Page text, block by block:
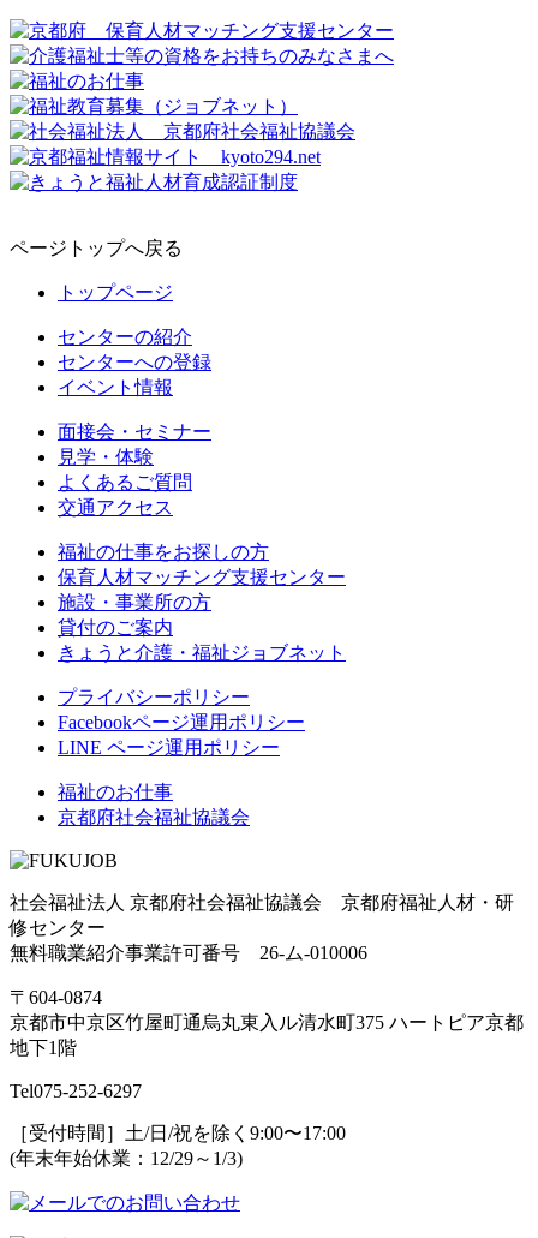
ページトップへ戻る
トップページ
センターの紹介
センターへの登録
イベント情報
面接会・セミナー
見学・体験
よくあるご質問
交通アクセス
福祉の仕事をお探しの方
保育人材マッチング支援センター
施設・事業所の方
貸付のご案内
きょうと介護・福祉ジョブネット
プライバシーポリシー
Facebookページ運用ポリシー
LINE ページ運用ポリシー
福祉のお仕事
京都府社会福祉協議会
社会福祉法人 京都府社会福祉協議会 京都府福祉人材・研
修センター
無料職業紹介事業許可番号 26-ム-010006
〒604-0874
京都市中京区竹屋町通烏丸東入ル清水町375 ハートピア京都
地下1階
Tel075-252-6297
［受付時間］土/日/祝を除く9:00〜17:00
(年末年始休業：12/29～1/3)